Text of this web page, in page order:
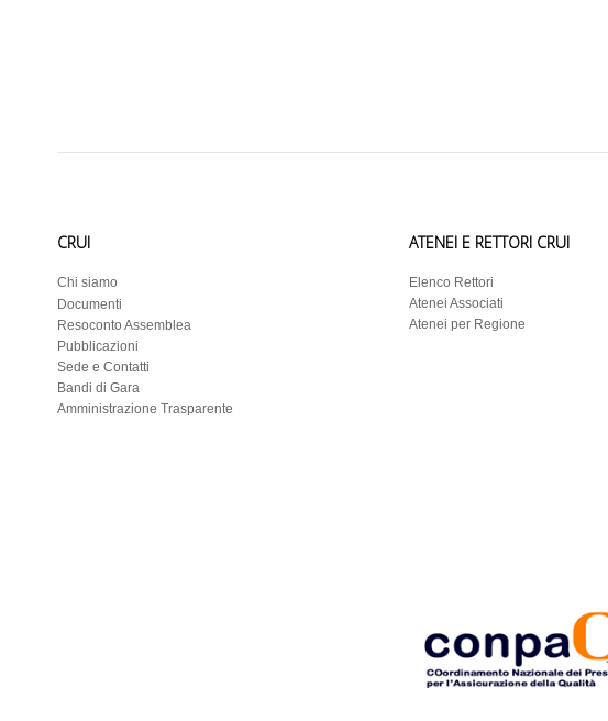
CRUI
Chi siamo
Documenti
Resoconto Assemblea
Pubblicazioni
Sede e Contatti
Bandi di Gara
Amministrazione Trasparente
ATENEI E RETTORI CRUI
Elenco Rettori
Atenei Associati
Atenei per Regione